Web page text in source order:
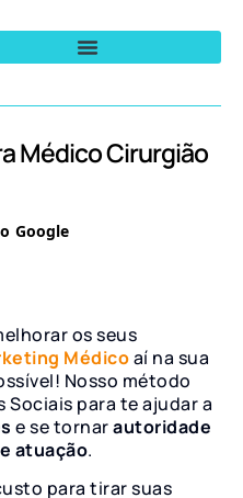
Médico Cirurgião
os seus
Médicoaí na sua
Nosso método
Sociais para te ajudar a
e se tornarautoridade
atuação.
para tirar suas